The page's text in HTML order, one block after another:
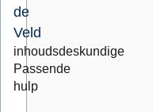
de
Veld
inhoudsdeskundige
Passende
hulp